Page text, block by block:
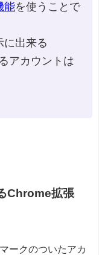
能を使うことで
に出来る
アカウントは
Chrome拡張
ークのついたアカ